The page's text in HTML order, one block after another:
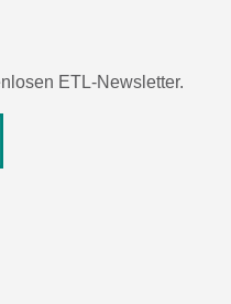
ETL-Newsletter.